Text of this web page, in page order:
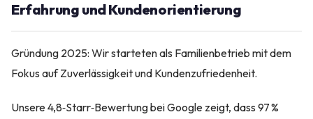
Erfahrung und Kundenorientierung
Gründung 2025: Wir starteten als Familienbetrieb mit dem
Fokus auf Zuverlässigkeit und Kundenzufriedenheit.
Unsere 4,8‑Starr‑Bewertung bei Google zeigt, dass 97 %